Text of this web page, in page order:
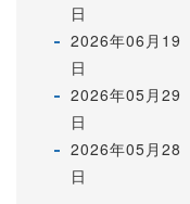
日
2026年06月19
日
2026年05月29
日
2026年05月28
日